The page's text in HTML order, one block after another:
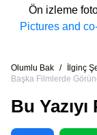
Ön izleme
Pictures and
Olumlu Bak / İlginç
Başka Filmlerde
Bu Yazıyı